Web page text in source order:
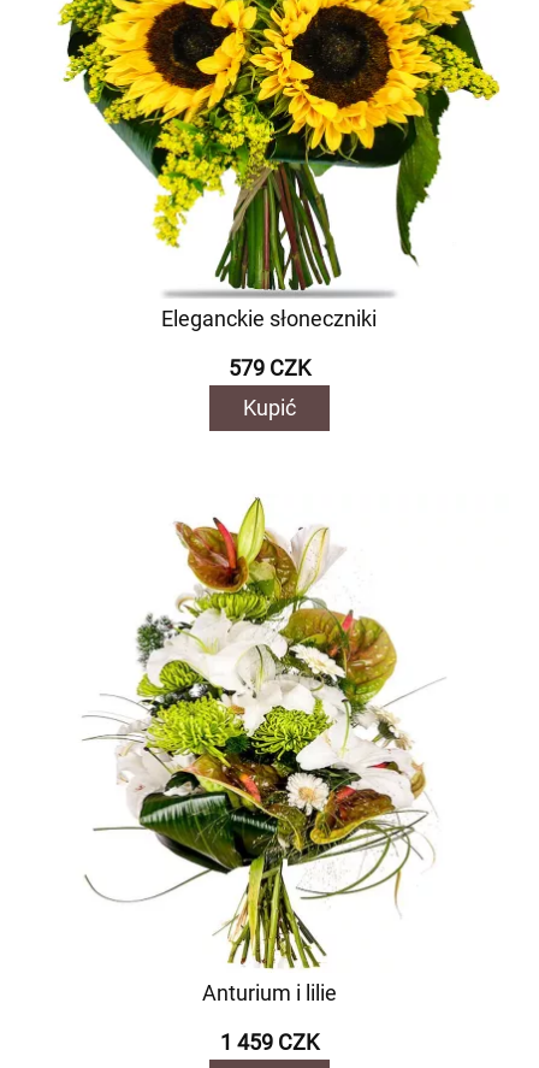
Eleganckie słoneczniki
579 CZK
Kupić
Anturium i lilie
1 459 CZK